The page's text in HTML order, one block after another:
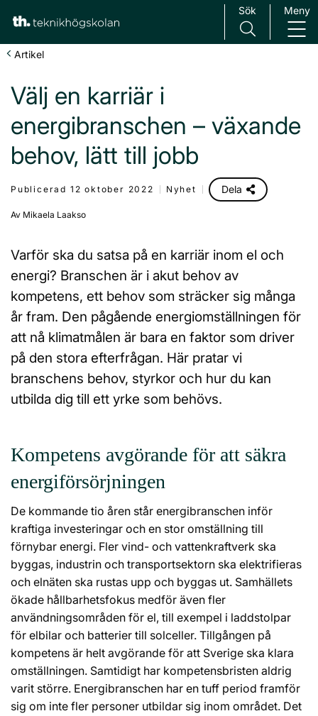
Main Navigation
Sök Meny
Artikel
Välj en karriär i
energibranschen – växande
behov, lätt till jobb
Publicerad 12 oktober 2022 Nyhet Dela
Av Mikaela Laakso
Varför ska du satsa på en karriär inom el och
energi? Branschen är i akut behov av
kompetens, ett behov som sträcker sig många
år fram. Den pågående energiomställningen för
att nå klimatmålen är bara en faktor som driver
på den stora efterfrågan. Här pratar vi
branschens behov, styrkor och hur du kan
utbilda dig till ett yrke som behövs.
Kompetens avgörande för att säkra
energiförsörjningen
De kommande tio åren står energibranschen inför
kraftiga investeringar och en stor omställning till
förnybar energi. Fler vind- och vattenkraftverk ska
byggas, industrin och transportsektorn ska elektrifieras
och elnäten ska rustas upp och byggas ut. Samhällets
ökade hållbarhetsfokus medför även fler
användningsområden för el, till exempel i laddstolpar
för elbilar och batterier till solceller. Tillgången på
kompetens är helt avgörande för att Sverige ska klara
omställningen. Samtidigt har kompetensbristen aldrig
varit större. Energibranschen har en tuff period framför
sig om inte fler personer utbildar sig inom området. Det